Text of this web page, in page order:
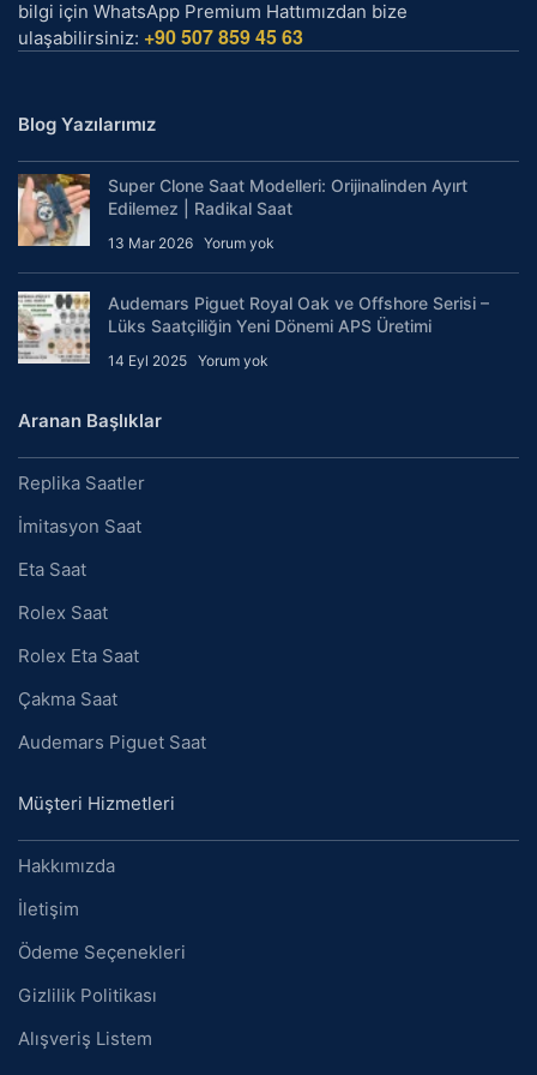
bilgi için WhatsApp Premium Hattımızdan bize
ulaşabilirsiniz: +90 507 859 45 63
Blog Yazılarımız
Super Clone Saat Modelleri: Orijinalinden Ayırt
Edilemez | Radikal Saat
13 Mar 2026 Yorum yok
Audemars Piguet Royal Oak ve Offshore Serisi –
Lüks Saatçiliğin Yeni Dönemi APS Üretimi
14 Eyl 2025 Yorum yok
Aranan Başlıklar
Replika Saatler
İmitasyon Saat
Eta Saat
Rolex Saat
Rolex Eta Saat
Çakma Saat
Audemars Piguet Saat
Müşteri Hizmetleri
Hakkımızda
İletişim
Ödeme Seçenekleri
Gizlilik Politikası
Alışveriş Listem